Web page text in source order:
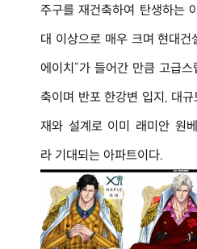
주구를 재건축하여 탄생하는
대 이상으로 매우 크며 현대
에이치"가 들어간 만큼 고급
축이며 반포 한강변 입지, 대
재와 설계로 이미 래미안 원
라 기대되는 아파트이다.